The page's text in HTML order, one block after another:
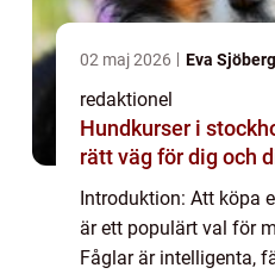
02 maj 2026 Eva Sjöberg
redaktionel
Hundkurser i stockholm så
rätt väg för dig och
Introduktion: Att köpa
är ett populärt val för
Fåglar är intelligenta,